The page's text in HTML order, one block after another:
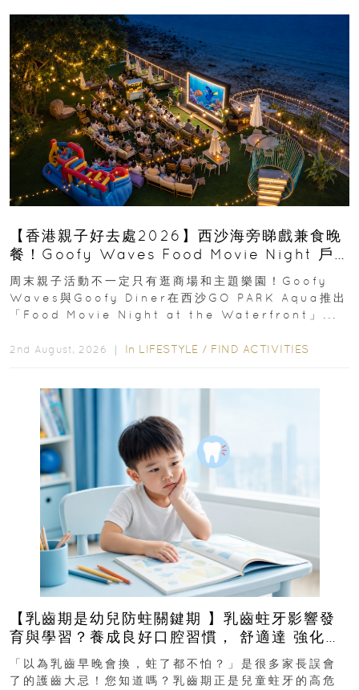
【香港親子好去處2026】西沙海旁睇戲兼食晚
餐！Goofy Waves Food Movie Night 戶
外影院逢週末登場
周末親子活動不一定只有逛商場和主題樂園！Goofy
Waves與Goofy Diner在西沙GO PARK Aqua推出
「Food Movie Night at the Waterfront」...
2nd August, 2026 ｜ In LIFESTYLE / FIND ACTIVITIES
【乳齒期是幼兒防蛀關鍵期 】乳齒蛀牙影響發
育與學習？養成良好口腔習慣， 舒適達 強化琺
瑯質 兒童牙膏防護指南
「以為乳齒早晚會換，蛀了都不怕？」是很多家長誤會
了的護齒大忌！您知道嗎？乳齒期正是兒童蛀牙的高危